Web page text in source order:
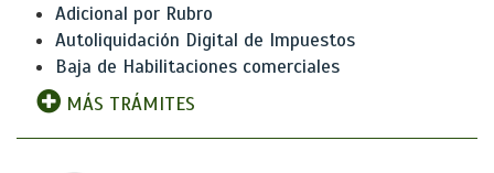
Adicional por Rubro
Autoliquidación Digital de Impuestos
Baja de Habilitaciones comerciales
MÁS TRÁMITES